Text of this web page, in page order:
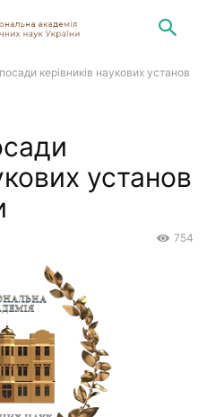
керівників наукових установ
установ
754